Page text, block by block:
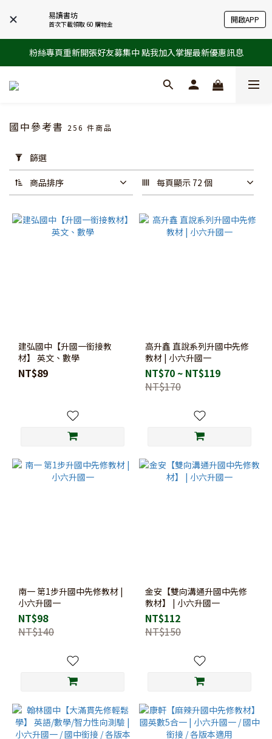
易讀書坊
首次下載領取 60 購物金 開啟APP
粉絲專頁重新開張好友募集中 點我加入掌握最新優惠訊息
用
篩
選
(0/20)
作
解
答
國中參考書 256 件商品
篩選
商品排序 每頁顯示 72 個
建弘國中【升國一銜接教
材】 英文、數學
NT$89
高升鑫 直說系列升國中先修
教材 | 小六升國一
NT$70 ~ NT$119
NT$170
南一 第1步升國中先修教材 |
小六升國一
NT$98
NT$140
金安【雙向溝通升國中先修
教材】 | 小六升國一
NT$112
NT$150